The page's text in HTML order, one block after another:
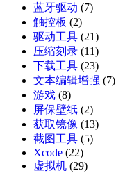
蓝牙驱动 (7)
触控板 (2)
驱动工具 (21)
压缩刻录 (11)
下载工具 (23)
文本编辑增强 (7)
游戏 (8)
屏保壁纸 (2)
获取镜像 (13)
截图工具 (5)
Xcode (22)
虚拟机 (29)